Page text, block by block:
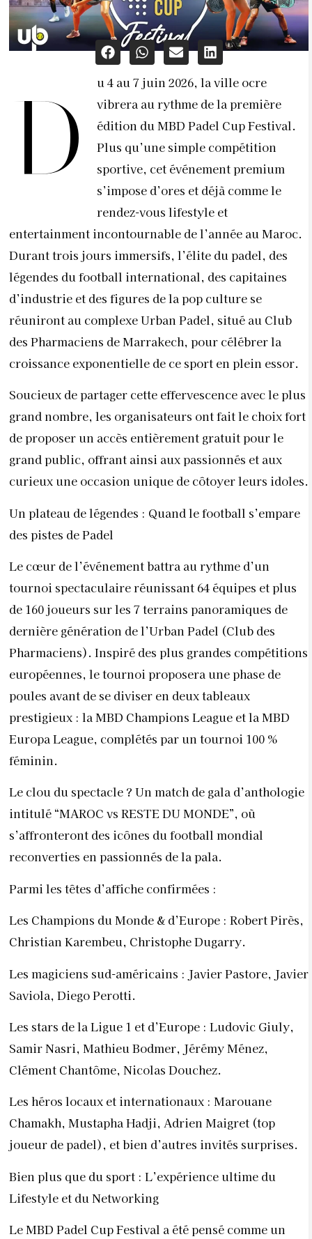
D
u 4 au 7 juin 2026, la ville ocre
vibrera au rythme de la première
édition du MBD Padel Cup Festival.
Plus qu’une simple compétition
sportive, cet événement premium
s’impose d’ores et déjà comme le
rendez-vous lifestyle et
entertainment incontournable de l’année au Maroc.
Durant trois jours immersifs, l’élite du padel, des
légendes du football international, des capitaines
d’industrie et des figures de la pop culture se
réuniront au complexe Urban Padel, situé au Club
des Pharmaciens de Marrakech, pour célébrer la
croissance exponentielle de ce sport en plein essor.
Soucieux de partager cette effervescence avec le plus
grand nombre, les organisateurs ont fait le choix fort
de proposer un accès entièrement gratuit pour le
grand public, offrant ainsi aux passionnés et aux
curieux une occasion unique de côtoyer leurs idoles.
Un plateau de légendes : Quand le football s’empare
des pistes de Padel
Le cœur de l’événement battra au rythme d’un
tournoi spectaculaire réunissant 64 équipes et plus
de 160 joueurs sur les 7 terrains panoramiques de
dernière génération de l’Urban Padel (Club des
Pharmaciens). Inspiré des plus grandes compétitions
européennes, le tournoi proposera une phase de
poules avant de se diviser en deux tableaux
prestigieux : la MBD Champions League et la MBD
Europa League, complétés par un tournoi 100 %
féminin.
Le clou du spectacle ? Un match de gala d’anthologie
intitulé “MAROC vs RESTE DU MONDE”, où
s’affronteront des icônes du football mondial
reconverties en passionnés de la pala.
Parmi les têtes d’affiche confirmées :
Les Champions du Monde & d’Europe : Robert Pirès,
Christian Karembeu, Christophe Dugarry.
Les magiciens sud-américains : Javier Pastore, Javier
Saviola, Diego Perotti.
Les stars de la Ligue 1 et d’Europe : Ludovic Giuly,
Samir Nasri, Mathieu Bodmer, Jérémy Ménez,
Clément Chantôme, Nicolas Douchez.
Les héros locaux et internationaux : Marouane
Chamakh, Mustapha Hadji, Adrien Maigret (top
joueur de padel), et bien d’autres invités surprises.
Bien plus que du sport : L’expérience ultime du
Lifestyle et du Networking
Le MBD Padel Cup Festival a été pensé comme un